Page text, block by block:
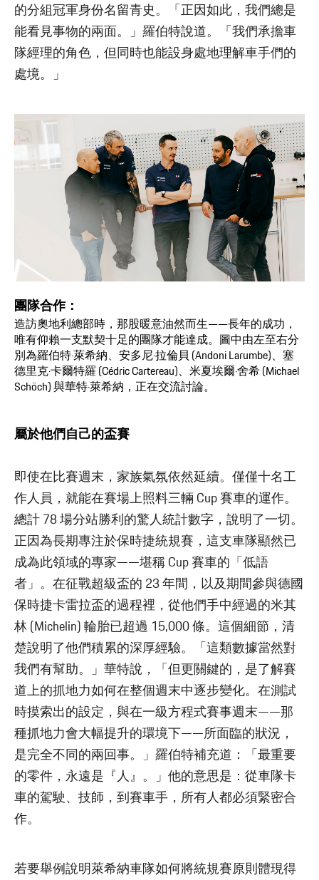
的分組冠軍身份名留青史。「正因如此，我們總是
能看見事物的兩面。」羅伯特說道。「我們承擔車
隊經理的角色，但同時也能設身處地理解車手們的
處境。」
團隊合作：
造訪奧地利總部時，那股暖意油然而生——長年的成功，
唯有仰賴一支默契十足的團隊才能達成。圖中由左至右分
別為羅伯特·萊希納、安多尼·拉倫貝 (Andoni Larumbe)、塞
德里克·卡爾特羅 (Cédric Cartereau)、米夏埃爾·舍希 (Michael
Schöch) 與華特·萊希納，正在交流討論。
屬於他們自己的盃賽
即使在比賽週末，家族氣氛依然延續。僅僅十名工
作人員，就能在賽場上照料三輛 Cup 賽車的運作。
總計 78 場分站勝利的驚人統計數字，說明了一切。
正因為長期專注於保時捷統規賽，這支車隊顯然已
成為此領域的專家——堪稱 Cup 賽車的「低語
者」。在征戰超級盃的 23 年間，以及期間參與德國
保時捷卡雷拉盃的過程裡，從他們手中經過的米其
林 (Michelin) 輪胎已超過 15,000 條。這個細節，清
楚說明了他們積累的深厚經驗。「這類數據當然對
我們有幫助。」華特說，「但更關鍵的，是了解賽
道上的抓地力如何在整個週末中逐步變化。在測試
時摸索出的設定，與在一級方程式賽事週末——那
種抓地力會大幅提升的環境下——所面臨的狀況，
是完全不同的兩回事。」羅伯特補充道：「最重要
的零件，永遠是『人』。」他的意思是：從車隊卡
車的駕駛、技師，到賽車手，所有人都必須緊密合
作。
若要舉例說明萊希納車隊如何將統規賽原則體現得